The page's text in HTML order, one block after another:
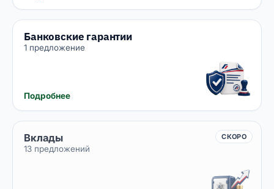
Банковские гарантии
1 предложение
Подробнее
Вклады
13 предложений
СКОРО